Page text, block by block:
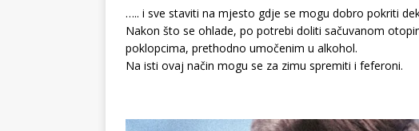
….. i sve staviti na mjesto gdje se mogu dobro pokriti
Nakon što se ohlade, po potrebi doliti sačuvanom
poklopcima, prethodno umočenim u alkohol.
Na isti ovaj način mogu se za zimu spremiti i feferoni.